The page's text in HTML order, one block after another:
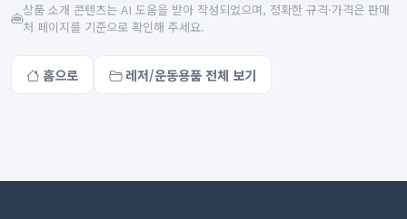
상품 소개 콘텐츠는 AI 도움을 받아 작성되었으며, 정확한 규격·가격은 판매
처 페이지를 기준으로 확인해 주세요.
홈으로 레저/운동용품 전체 보기